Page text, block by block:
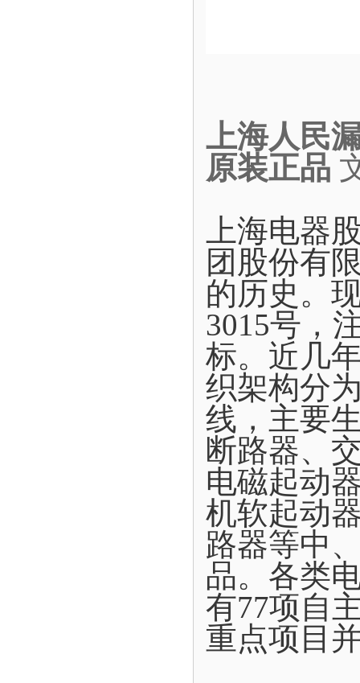
上海人民
原装正品
上海电器
团股份有
的历史。
3015号，
标。近几
织架构分
线，主要
断路器、
电磁起动
机软起动
路器等中
品。各类
有77项自
重点项目